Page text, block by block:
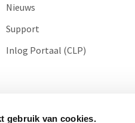
gebruik van cookies.
Nieuws
Support
Inlog Portaal (CLP)